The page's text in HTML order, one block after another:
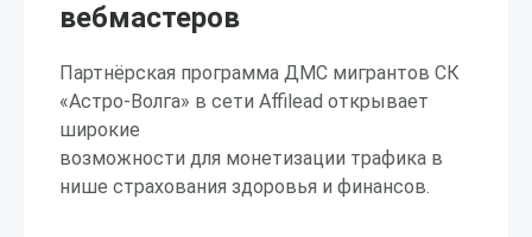
вебмастеров
Партнёрская программа ДМС мигрантов СК
«Астро-Волга» в сети Affilead открывает
широкие
возможности для монетизации трафика в
нише страхования здоровья и финансов.